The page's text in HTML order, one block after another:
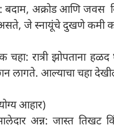
बदाम, अक्रोड आणि जवस
जे स्नायूंचे दुखणे कमी
चहा: रात्री झोपताना
लागते. आल्याचा चहा
आहार)
अन्न: जास्त तिखट